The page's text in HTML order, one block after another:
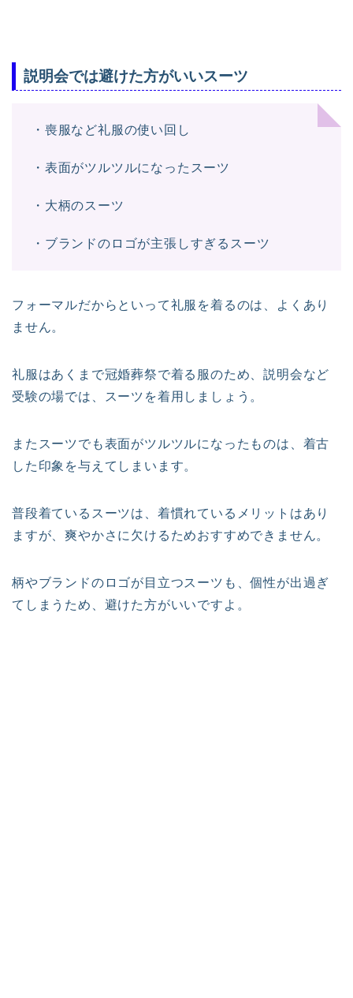
説明会では避けた方がいいスーツ
・喪服など礼服の使い回し
・表面がツルツルになったスーツ
・大柄のスーツ
・ブランドのロゴが主張しすぎるスーツ
フォーマルだからといって礼服を着るのは、よくあり
ません。
礼服はあくまで冠婚葬祭で着る服のため、説明会など
受験の場では、スーツを着用しましょう。
またスーツでも表面がツルツルになったものは、着古
した印象を与えてしまいます。
普段着ているスーツは、着慣れているメリットはあり
ますが、爽やかさに欠けるためおすすめできません。
柄やブランドのロゴが目立つスーツも、個性が出過ぎ
てしまうため、避けた方がいいですよ。